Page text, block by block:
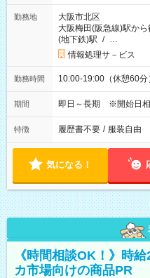
勤務地
大阪市北区
大阪梅田(阪急線)駅か
(地下鉄)駅 / …
情報処理サ－ビス
勤務時間 10:00-19:00（休憩60分
期間 即日～長期 ※開始日相
特徴 履歴書不要 / 服装自由
気になる！
《時間相談OK！》時
カ市場向けの商品PR